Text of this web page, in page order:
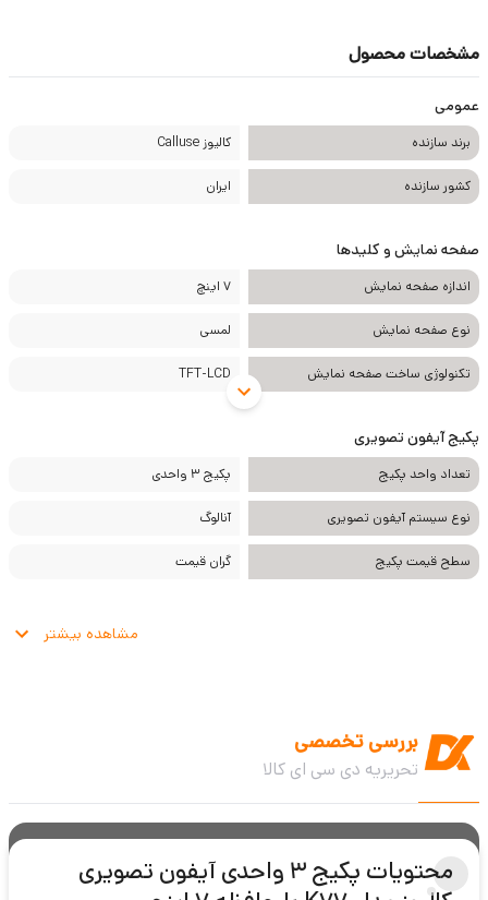
مشخصات محصول
عمومی
برند سازنده کالیوز Calluse
کشور سازنده ایران
صفحه نمایش و کلیدها
اندازه صفحه نمایش 7 اینچ
نوع صفحه نمایش لمسی
تکنولوژی ساخت صفحه نمایش TFT-LCD
پکیج آیفون تصویری
تعداد واحد پکیج پکیج 3 واحدی
نوع سیستم آیفون تصویری آنالوگ
سطح قیمت پکیج گران قیمت
مشاهده بیشتر
بررسی تخصصی
تحریریه دی سی ای کالا
محتویات پکیج 3 واحدی آیفون تصویری